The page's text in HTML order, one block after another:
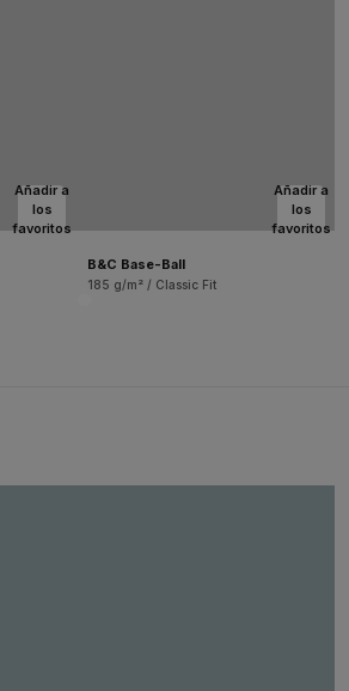
Añadir a
los
favoritos
Añadir a
los
favoritos
B&C Base-Ball
185 g/m² / Classic Fit